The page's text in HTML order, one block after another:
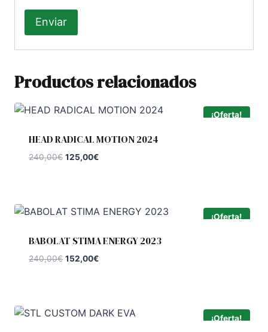
Productos relacionados
¡Oferta!
HEAD RADICAL MOTION 2024
240,00€ El
240,00€.
125,00€El
125,00€.
¡Oferta!
BABOLAT STIMA ENERGY 2023
240,00€ El
240,00€.
152,00€El
152,00€.
¡Oferta!